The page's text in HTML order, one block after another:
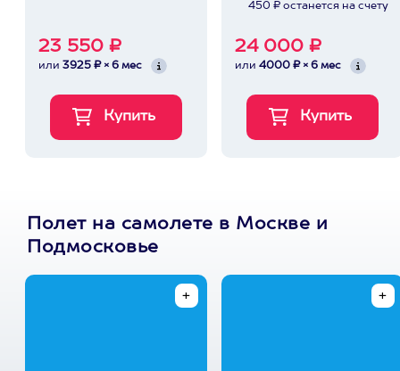
23 550 ₽
или 3925 ₽ × 6 мес
450 ₽ останется на счету
24 000 ₽
или 4000 ₽ × 6 мес
Полет на самолете в Москве и
Подмосковье